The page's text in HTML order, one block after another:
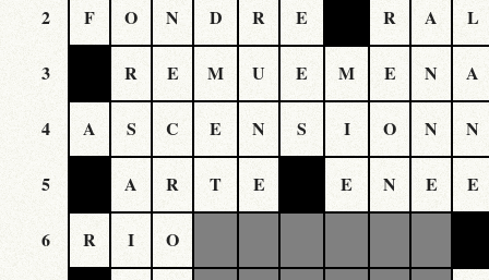
2 F O N D R E R A L
3 R E M U E M E N A
4 A S C E N S I O N N
5 A R T E E N E E
6 R I O